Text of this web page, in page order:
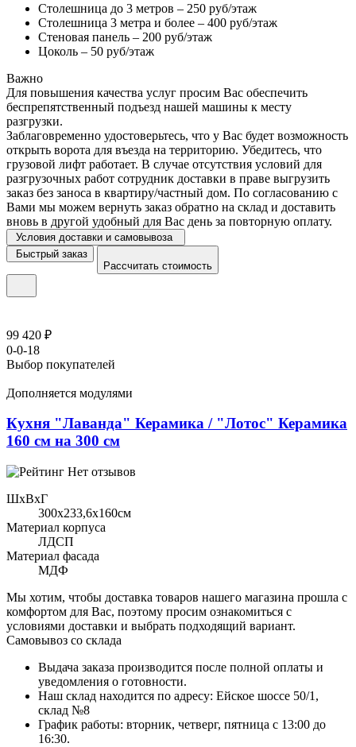
Столешница до 3 метров – 250 руб/этаж
Столешница 3 метра и более – 400 руб/этаж
Стеновая панель – 200 руб/этаж
Цоколь – 50 руб/этаж
Важно
Для повышения качества услуг просим Вас обеспечить
беспрепятственный подъезд нашей машины к месту
разгрузки.
Заблаговременно удостоверьтесь, что у Вас будет возможность
открыть ворота для въезда на территорию. Убедитесь, что
грузовой лифт работает. В случае отсутствия условий для
разгрузочных работ сотрудник доставки в праве выгрузить
заказ без заноса в квартиру/частный дом. По согласованию с
Вами мы можем вернуть заказ обратно на склад и доставить
вновь в другой удобный для Вас день за повторную оплату.
Условия доставки и самовывоза
Быстрый заказ
Рассчитать стоимость
99 420 ₽
0-0-18
Выбор покупателей
Дополняется модулями
Кухня "Лаванда" Керамика / "Лотос" Керамика
160 см на 300 см
Нет отзывов
ШхВхГ
300x233,6х160см
Материал корпуса
ЛДСП
Материал фасада
МДФ
Мы хотим, чтобы доставка товаров нашего магазина прошла с
комфортом для Вас, поэтому просим ознакомиться с
условиями доставки и выбрать подходящий вариант.
Самовывоз со склада
Выдача заказа производится после полной оплаты и
уведомления о готовности.
Наш склад находится по адресу: Ейское шоссе 50/1,
склад №8
График работы: вторник, четверг, пятница с 13:00 до
16:30.